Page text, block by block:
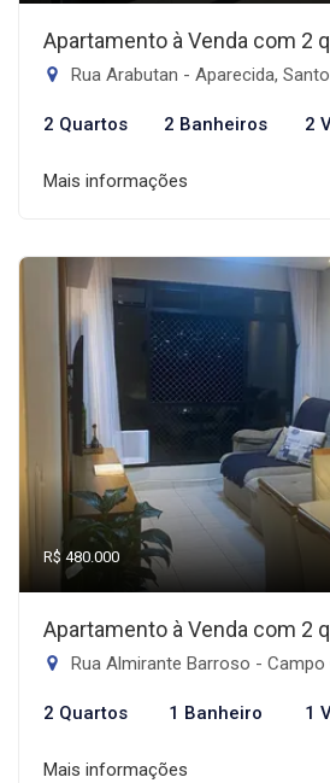
Apartamento à Venda com 2
Rua Arabutan - Aparecida,
2 Quartos 2 Banheiros 2
Mais informações
R$ 480.000
Apartamento à Venda com 2
Rua Almirante Barroso - Campo
2 Quartos 1 Banheiro 1
Mais informações